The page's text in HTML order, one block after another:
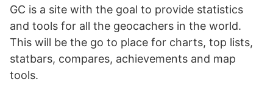
GC is a site with the goal to provide statistics
and tools for all the geocachers in the world.
This will be the go to place for charts, top lists,
statbars, compares, achievements and map
tools.